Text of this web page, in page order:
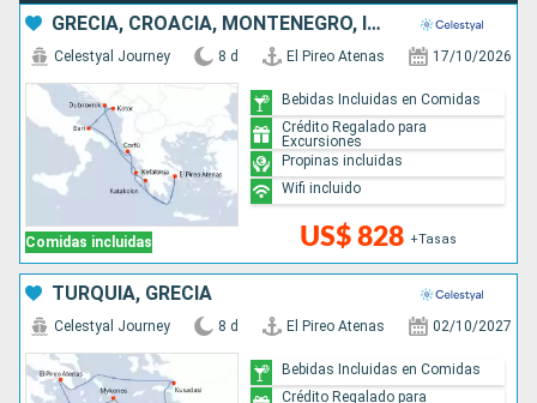
GRECIA, CROACIA, MONTENEGRO, ITALIA
Comidas incluidas
Celestyal Journey 8 d El Pireo Atenas 17/10/2026
US$ 828 +Tasas
Bebidas Incluidas en Comidas
Crédito Regalado para
Excursiones
Propinas incluidas
Wifi incluido
TURQUÍA, GRECIA
Celestyal Journey 8 d El Pireo Atenas 02/10/2027
Bebidas Incluidas en Comidas
Crédito Regalado para